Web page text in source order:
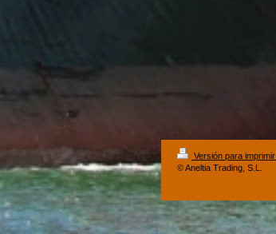
Versión para imprimir
© Aneltia Trading, S.L.